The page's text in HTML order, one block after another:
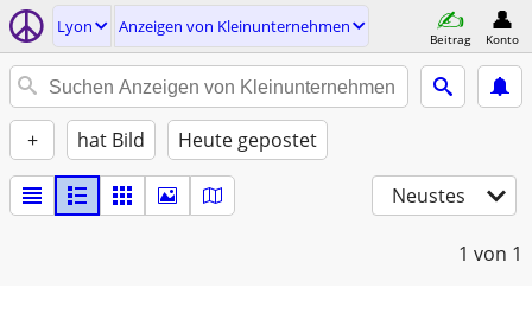
Lyon Anzeigen von Kleinunternehmen
Beitrag Konto
+ hat Bild Heute gepostet
Neustes
1 von 1